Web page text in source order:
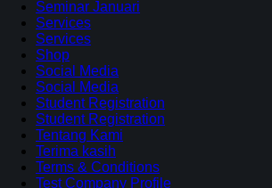
Seminar Januari
Services
Services
Shop
Social Media
Social Media
Student Registration
Student Registration
Tentang Kami
Terima kasih
Terms & Conditions
Test Company Profile